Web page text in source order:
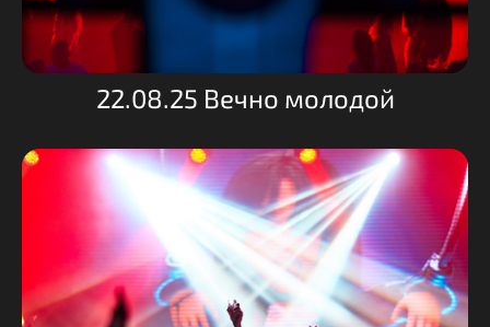
22.08.25 Вечно молодой